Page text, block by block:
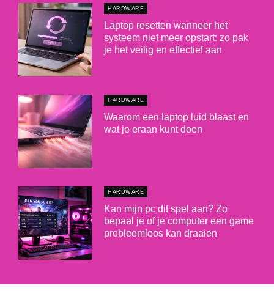
HARDWARE
Laptop resetten wanneer het
systeem niet meer opstart: zo pak
je het veilig en effectief aan
HARDWARE
Waarom een laptop luid blaast en
wat je eraan kunt doen
HARDWARE
Kan mijn pc dit spel aan? Zo
bepaal je of je computer een game
probleemloos kan draaien